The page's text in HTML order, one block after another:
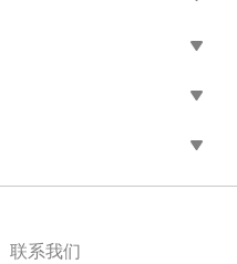
业政策需求，打造"一
+政策明白卡"，让企业
是扩大政策覆盖面，加
海、金融咨询、低空飞
联系我们